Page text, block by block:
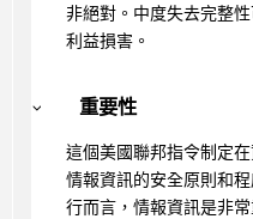
非絕對。中度失去完整
利益損害。
重要性
這個美國聯邦指令制定
情報資訊的安全原則和
行而言，情報資訊是非